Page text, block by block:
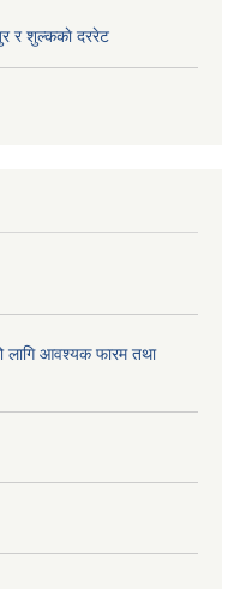
र शुल्ककाे दररेट
लागि आवश्यक फारम तथा